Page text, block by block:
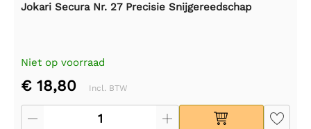
Jokari Secura Nr. 27 Precisie Snijgereedschap
Niet op voorraad
€ 18,80 Incl. BTW